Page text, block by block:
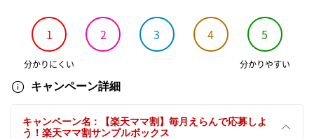
1 2 3 4 5
分かりにくい
分かりやすい
キャンペーン詳細
キャンペーン名 : 【楽天ママ割】毎月えらんで応募しよ
う！楽天ママ割サンプルボックス